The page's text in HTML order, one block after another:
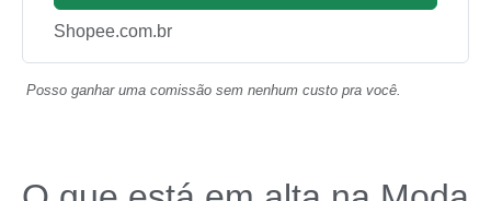
Shopee.com.br
Posso ganhar uma comissão sem nenhum custo pra você.